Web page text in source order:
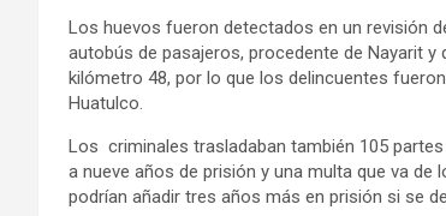
Los huevos fueron detectados en un revisión
autobús de pasajeros, procedente de Nayarit
kilómetro 48, por lo que los delincuentes
Huatulco.
Los criminales trasladaban también 105
a nueve años de prisión y una multa que va
podrían añadir tres años más en prisión si se